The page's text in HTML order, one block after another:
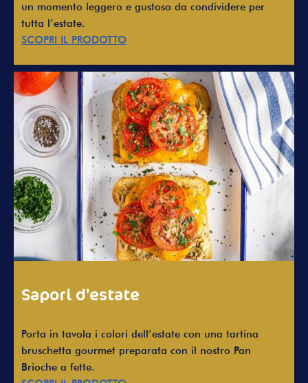
un momento leggero e gustoso da condividere per
tutta l’estate.
SCOPRI IL PRODOTTO
Sapori d’estate
Porta in tavola i colori dell’estate con una tartina
bruschetta gourmet preparata con il nostro Pan
Brioche a fette.